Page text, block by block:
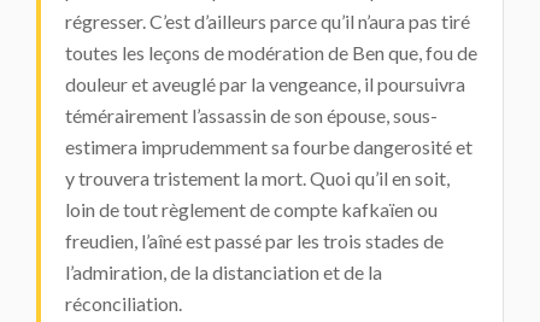
régresser. C’est d’ailleurs parce qu’il n’aura pas tiré
toutes les leçons de modération de Ben que, fou de
douleur et aveuglé par la vengeance, il poursuivra
témérairement l’assassin de son épouse, sous-
estimera imprudemment sa fourbe dangerosité et
y trouvera tristement la mort. Quoi qu’il en soit,
loin de tout règlement de compte kafkaïen ou
freudien, l’aîné est passé par les trois stades de
l’admiration, de la distanciation et de la
réconciliation.